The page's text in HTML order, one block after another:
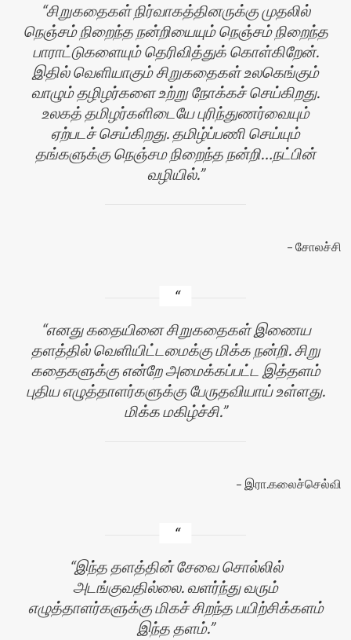
சிறுகதைகள் நிர்வாகத்தினருக்கு முதலில்
நெஞ்சம் நிறைந்த நன்றியையும் நெஞ்சம் நிறைந்த
பாராட்டுகளையும் தெரிவித்துக் கொள்கிறேன்.
இதில் வெளியாகும் சிறுகதைகள் உலகெங்கும்
வாழும் தழிழர்களை உற்று நோக்கச் செய்கிறது.
உலகத் தமிழர்களிடையே புரிந்துணர்வையும்
ஏற்படச் செய்கிறது. தமிழ்ப்பணி செய்யும்
தங்களுக்கு நெஞ்சம நிறைந்த நன்றி…நட்பின்
வழியில்.
சோலச்சி
எனது கதையினை சிறுகதைகள் இணைய
தளத்தில் வெளியிட்டமைக்கு மிக்க நன்றி. சிறு
கதைகளுக்கு என்றே அமைக்கப்பட்ட இத்தளம்
புதிய எழுத்தாளர்களுக்கு பேருதவியாய் உள்ளது.
மிக்க மகிழ்ச்சி.
இரா.கலைச்செல்வி
இந்த தளத்தின் சேவை சொல்லில்
அடங்குவதில்லை. வளர்ந்து வரும்
எழுத்தாளர்களுக்கு மிகச் சிறந்த பயிற்சிக்களம்
இந்த தளம்.